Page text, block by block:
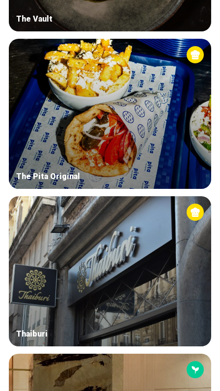
The Vault
The Pita Original
Thaiburi